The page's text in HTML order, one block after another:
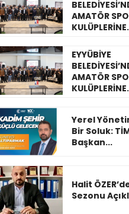
AMATÖR
EYYÜBİYE
AMATÖR
Yerel
Bir Soluk:
Başkan...
Halit
Sezonu